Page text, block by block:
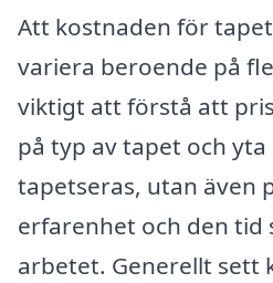
Att kostnaden för
variera beroende på
viktigt att förstå att
på typ av tapet och yta
tapetseras, utan även
erfarenhet och den tid
arbetet. Generellt sett